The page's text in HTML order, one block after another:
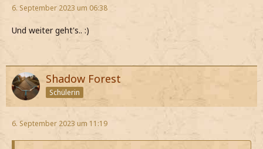
6. September 2023 um 06:38
Und weiter geht's.. :)
Shadow Forest
Schülerin
6. September 2023 um 11:19